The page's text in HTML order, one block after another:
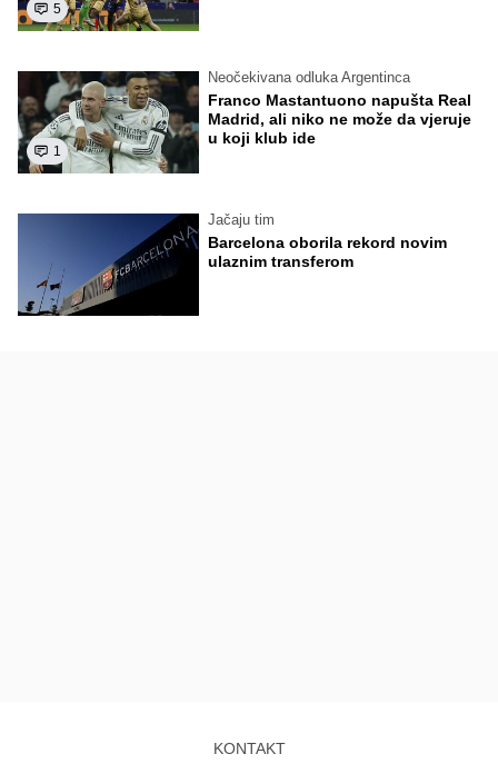
5
1
Neočekivana odluka Argentinca
Franco Mastantuono napušta Real
Madrid, ali niko ne može da vjeruje
u koji klub ide
Jačaju tim
Barcelona oborila rekord novim
ulaznim transferom
KONTAKT